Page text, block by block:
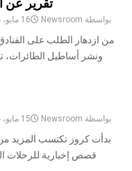
بواسطة Newsroom 16 مايو، 2024
من ازدهار الطلب على
ونشر أساطيل الطائرات،
بواسطة Newsroom 15 مايو، 2024
بدأت كروز تكتسب المزيد
قصص إخبارية للرحلات